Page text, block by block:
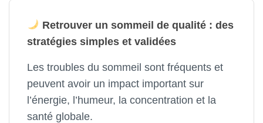
Retrouver un sommeil de qualité : des
stratégies simples et validées
Les troubles du sommeil sont fréquents et
peuvent avoir un impact important sur
l’énergie, l’humeur, la concentration et la
santé globale.